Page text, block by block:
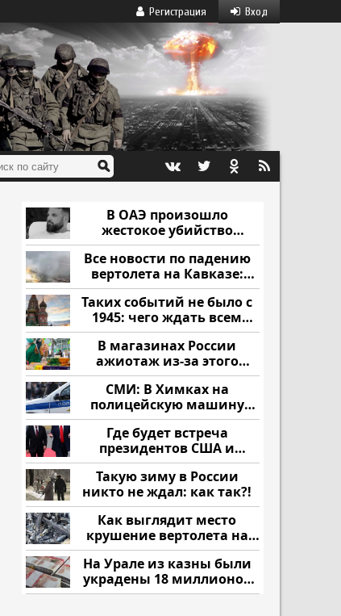
Вход
Регистрация
В ОАЭ произошло
жестокое убийство
криптомиллионера
Все новости по падению
вертолета на Кавказе:
читать здесь
Таких событий не было с
1945: чего ждать всем
нам?
В магазинах России
ажиотаж из-за этого
продукта: что купить?
СМИ: В Химках на
полицейскую машину
напали и подожгли.
Где будет встреча
президентов США и
России: Европа?
Такую зиму в России
никто не ждал: как так?!
Как выглядит место
крушение вертолета на
Кавказе: смотреть
На Урале из казны были
украдены 18 миллионов
рублей